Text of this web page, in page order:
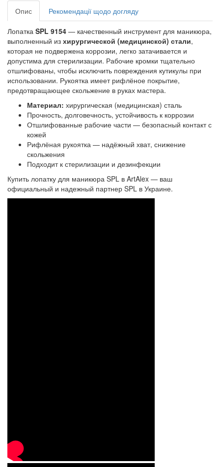
Опис
Рекомендації щодо догляду
Лопатка SPL 9154 — качественный инструмент для маникюра,
выполненный из хирургической (медицинской) стали,
которая не подвержена коррозии, легко затачивается и
допустима для стерилизации. Рабочие кромки тщательно
отшлифованы, чтобы исключить повреждения кутикулы при
использовании. Рукоятка имеет рифлёное покрытие,
предотвращающее скольжение в руках мастера.
Материал: хирургическая (медицинская) сталь
Прочность, долговечность, устойчивость к коррозии
Отшлифованные рабочие части — безопасный контакт с
кожей
Рифлёная рукоятка — надёжный хват, снижение
скольжения
Подходит к стерилизации и дезинфекции
Купить лопатку для маникюра SPL в ArtAlex — ваш
официальный и надежный партнер SPL в Украине.